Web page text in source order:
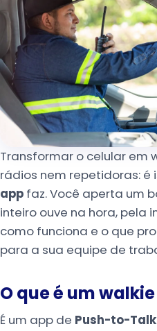
Transformar o celular em
rádios nem repetidoras: é
app faz. Você aperta um
inteiro ouve na hora, pela
como funciona e o que
para a sua equipe de
O que é um
É um app de Push-to-